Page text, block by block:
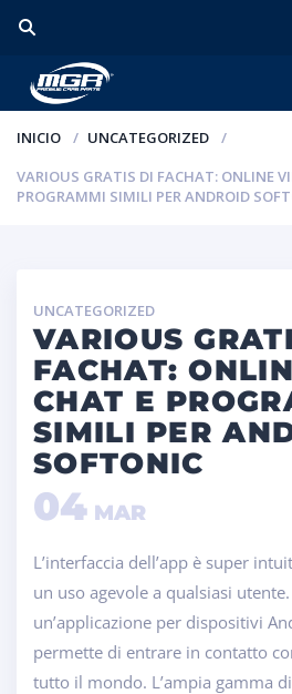
INICIO
UNCATEGORIZED
VARIOUS GRATIS DI FACHAT: ONLINE
PROGRAMMI SIMILI PER ANDROID
UNCATEGORIZED
VARIOUS
FACHAT:
CHAT E
SIMILI PER
SOFTONIC
04 MAR
L’interfaccia dell’app è super
un uso agevole a qualsiasi
un’applicazione per dispositivi
permette di entrare in contatto
tutto il mondo. L’ampia gamma